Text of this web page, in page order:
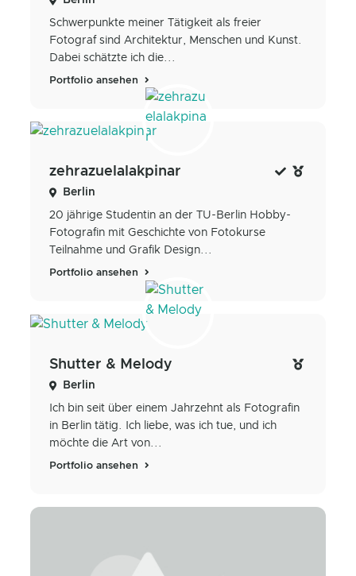
Schwerpunkte meiner Tätigkeit als freier
Fotograf sind Architektur, Menschen und Kunst.
Dabei schätzte ich die...
Portfolio ansehen
zehrazuelalakpinar
Berlin
20 jährige Studentin an der TU-Berlin Hobby-
Fotografin mit Geschichte von Fotokurse
Teilnahme und Grafik Design...
Portfolio ansehen
Shutter & Melody
Berlin
Ich bin seit über einem Jahrzehnt als Fotografin
in Berlin tätig. Ich liebe, was ich tue, und ich
möchte die Art von...
Portfolio ansehen